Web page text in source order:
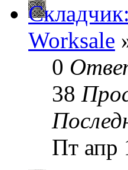
Worksale
0
38
Пт апр